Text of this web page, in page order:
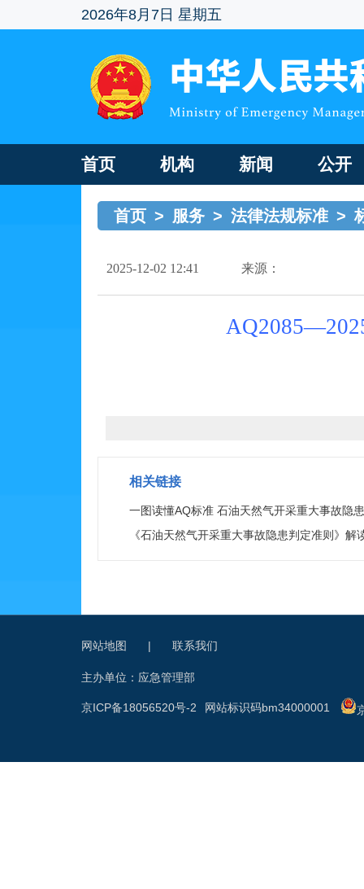
2026年8月7日 星期五
首页 机构 新闻 公开
首页 > 服务 > 法律法规标准 >
2025-12-02 12:41 来源：
相关链接
一图读懂AQ标准 石油天然气开采重大事故隐
《石油天然气开采重大事故隐患判定准则》解
网站地图 | 联系我们
主办单位：应急管理部
网站标识码bm34000001
京ICP备18056520号-2